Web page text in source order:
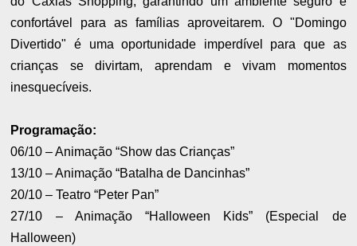
confortável para as famílias aproveitarem. O "Domingo
Divertido" é uma oportunidade imperdível para que as
crianças se divirtam, aprendam e vivam momentos
inesquecíveis.
Programação:
06/10 – Animação “Show das Crianças”
13/10 – Animação “Batalha de Dancinhas”
20/10 – Teatro “Peter Pan”
27/10 – Animação “Halloween Kids” (Especial de
Halloween)